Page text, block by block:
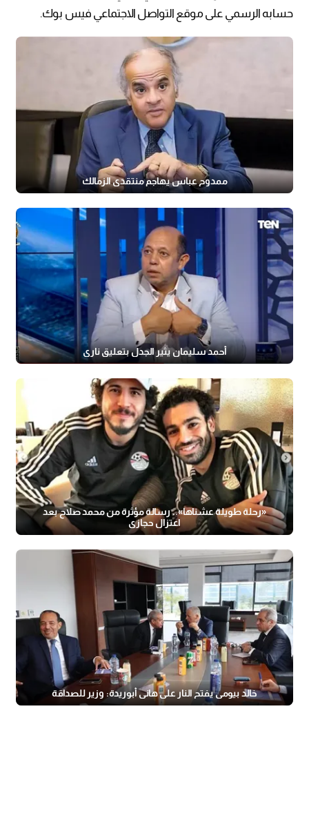
حسابه الرسمي على موقع التواصل الاجتماعي فيس بوك.
ممدوح عباس يهاجم منتقدي الزمالك
أحمد سليمان يثير الجدل بتعليق ناري
«رحلة طويلة عشناها».. رسالة مؤثرة من محمد صلاح بعد
اعتزال حجازي
خالد بيومي يفتح النار على هاني أبوريدة: وزير للصداقة